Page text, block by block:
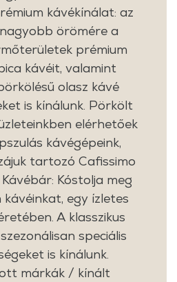
kávékínálat: az
örömére a
prémium
kávéit, valamint
olasz kávé
is kínálunk. Pörkölt
elérhetőek
kávégépeink,
tartozó Cafissimo
Kóstolja meg
egy ízletes
A klasszikus
speciális
is kínálunk.
márkák / kínált